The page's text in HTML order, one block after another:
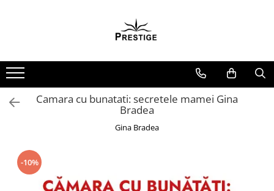
Noutati
Promotii
Pachete Speciale Carti
Arte Divinatorii
Astrologie
Chiromantie
Camara cu bunatati: secretele mamei Gina
Bradea
Gina Bradea
-10%